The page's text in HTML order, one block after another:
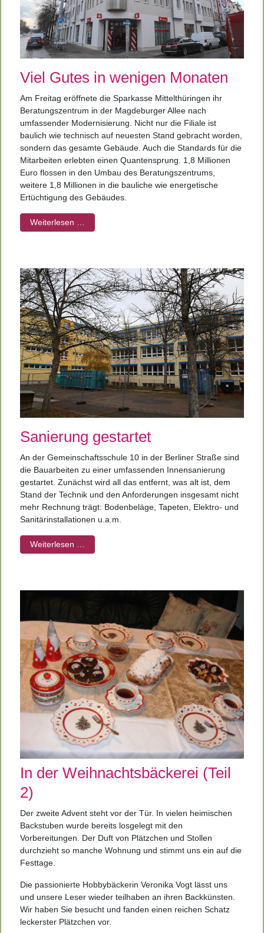
Viel Gutes in wenigen Monaten
Am Freitag eröffnete die Sparkasse Mittelthüringen ihr
Beratungszentrum in der Magdeburger Allee nach
umfassender Modernisierung. Nicht nur die Filiale ist
baulich wie technisch auf neuesten Stand gebracht worden,
sondern das gesamte Gebäude. Auch die Standards für die
Mitarbeiten erlebten einen Quantensprung. 1,8 Millionen
Euro flossen in den Umbau des Beratungszentrums,
weitere 1,8 Millionen in die bauliche wie energetische
Ertüchtigung des Gebäudes.
Weiterlesen …
Sanierung gestartet
An der Gemeinschaftsschule 10 in der Berliner Straße sind
die Bauarbeiten zu einer umfassenden Innensanierung
gestartet. Zunächst wird all das entfernt, was alt ist, dem
Stand der Technik und den Anforderungen insgesamt nicht
mehr Rechnung trägt: Bodenbeläge, Tapeten, Elektro- und
Sanitärinstallationen u.a.m.
Weiterlesen …
In der Weihnachtsbäckerei (Teil
2)
Der zweite Advent steht vor der Tür. In vielen heimischen
Backstuben wurde bereits losgelegt mit den
Vorbereitungen. Der Duft von Plätzchen und Stollen
durchzieht so manche Wohnung und stimmt uns ein auf die
Festtage.
Die passionierte Hobbybäckerin Veronika Vogt lässt uns
und unsere Leser wieder teilhaben an ihren Backkünsten.
Wir haben Sie besucht und fanden einen reichen Schatz
leckerster Plätzchen vor.